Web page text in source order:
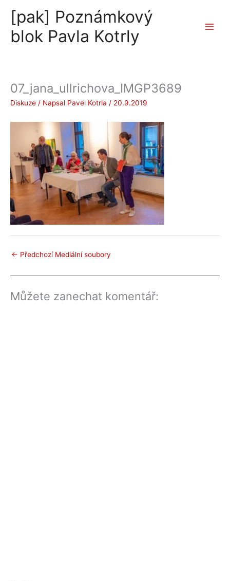
obsah
[pak] Poznámkový
blok Pavla Kotrly
07_jana_ullrichova_IMGP3689
Diskuze / Napsal Pavel Kotrla / 20.9.2019
← Předchozí Mediální soubory
Můžete zanechat komentář: